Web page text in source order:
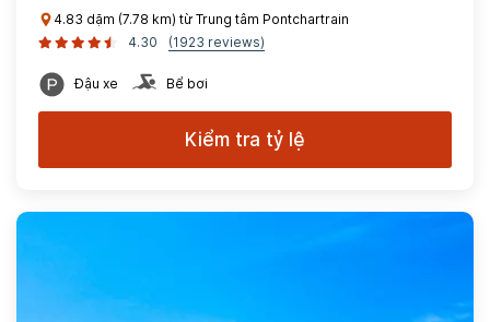
4.83 dặm (7.78 km) từ Trung tâm Pontchartrain
4.30
(1923 reviews)
Đậu xe Bể bơi
Kiểm tra tỷ lệ